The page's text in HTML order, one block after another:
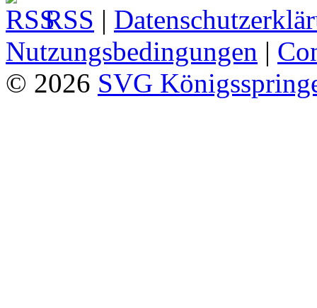
RSS |
Nutzungsbedingungen |
© 2026 SVG